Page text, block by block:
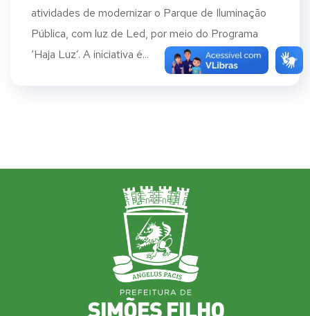
atividades de modernizar o Parque de Iluminação
Pública, com luz de Led, por meio do Programa
‘Haja Luz’. A iniciativa é...